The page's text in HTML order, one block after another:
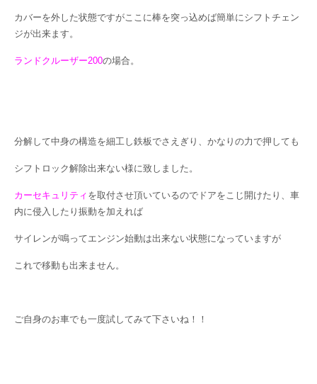
カバーを外した状態ですがここに棒を突っ込めば簡単にシフトチェン
ジが出来ます。
ランドクルーザー200の場合。
分解して中身の構造を細工し鉄板でさえぎり、かなりの力で押しても
シフトロック解除出来ない様に致しました。
カーセキュリティ を取付させ頂いているのでドアをこじ開けたり、車
内に侵入したり振動を加えれば
サイレンが鳴ってエンジン始動は出来ない状態になっていますが
これで移動も出来ません。
ご自身のお車でも一度試してみて下さいね！！